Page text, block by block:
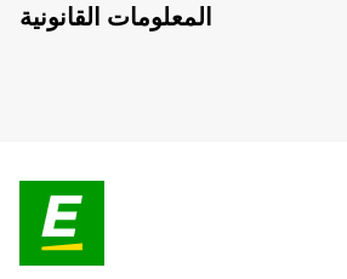
المعلومات القانونية